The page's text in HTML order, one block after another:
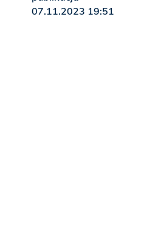
07.11.2023 19:51